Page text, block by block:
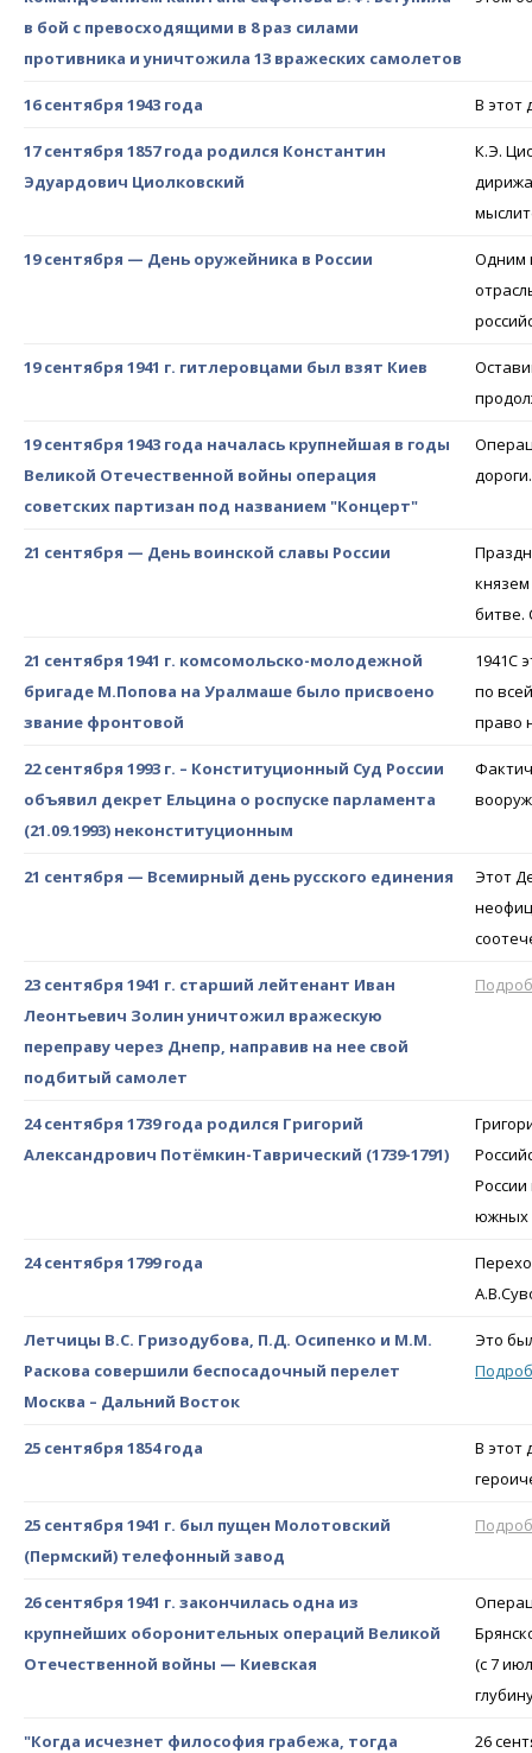
в бой с превосходящими в 8 раз силами
противника и уничтожила 13 вражеских самолетов
16 сентября 1943 года В этот
17 сентября 1857 года родился Константин
Эдуардович Циолковский
К.Э.
19 сентября — День оружейника в России
Одним
19 сентября 1941 г. гитлеровцами был взят Киев
19 сентября 1943 года началась крупнейшая в годы
Великой Отечественной войны операция
советских партизан под названием "Концерт"
21 сентября — День воинской славы России
битве.
21 сентября 1941 г. комсомольско-молодежной
бригаде М.Попова на Уралмаше было присвоено
звание фронтовой
1941С
по
право
22 сентября 1993 г. – Конституционный Суд России
объявил декрет Ельцина о роспуске парламента
(21.09.1993) неконституционным
21 сентября — Всемирный день русского единения
Этот
23 сентября 1941 г. старший лейтенант Иван
Леонтьевич Золин уничтожил вражескую
переправу через Днепр, направив на нее свой
подбитый самолет
24 сентября 1739 года родился Григорий
Александрович Потёмкин-Таврический (1739-1791)
южных
24 сентября 1799 года
Летчицы В.С. Гризодубова, П.Д. Осипенко и М.М.
Раскова совершили беспосадочный перелет
Москва – Дальний Восток
Это
25 сентября 1854 года
В этот
25 сентября 1941 г. был пущен Молотовский
(Пермский) телефонный завод
26 сентября 1941 г. закончилась одна из
крупнейших оборонительных операций Великой
Отечественной войны — Киевская
(с 7
"Когда исчезнет философия грабежа, тогда
26